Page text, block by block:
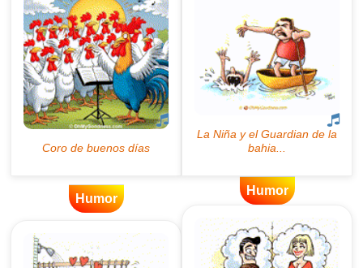
Humor
Humor